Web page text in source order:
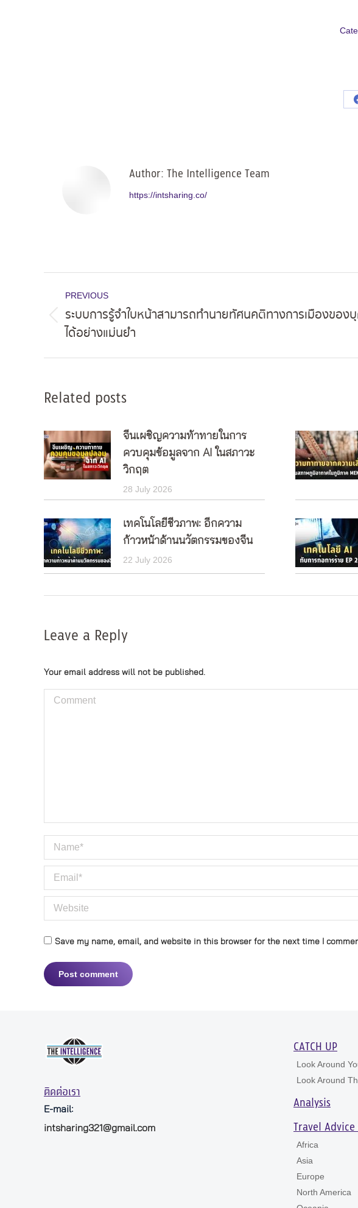
Author: The Intelligence Team
https://intsharing.co/
navigation
PREVIOUS
Previous
post:
ระบบการรู้จำใบหน้าสามารถทำนายทัศนคติทางการเมืองของ
ได้อย่างแม่นยำ
Related posts
จีนเผชิญความท้าทายในการ
ควบคุมข้อมูลจาก AI ในสภาวะ
วิกฤต
28 July 2026
เทคโนโลยีชีวภาพ: อีกความ
ก้าวหน้าด้านนวัตกรรมของจีน
22 July 2026
Leave a Reply
Your email address will not be published.
Comment
Name *
Email *
Website
Save my name, email, and website in this browser for the next time I
Post comment
ติดต่อเรา
E-mail:
intsharing321@gmail.com
CATCH UP
Look Around
Look Around
Analysis
Travel
Africa
Asia
Europe
North America